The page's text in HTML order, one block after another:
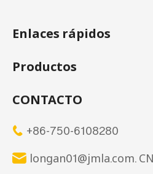
Enlaces rápidos
Productos
CONTACTO
 +86-750-6108280
 longan01@jmla.com. CN